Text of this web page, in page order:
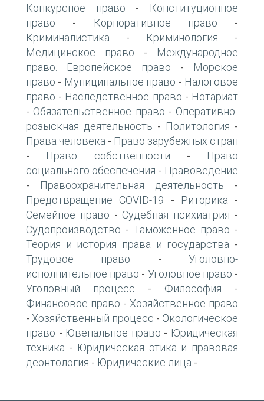
Конкурсное право -
Конституционное
право - Корпоративное право -
Криминалистика - Криминология -
Медицинское право -
Международное
право. Европейское право -
Морское
право - Муниципальное право - Налоговое
право - Наследственное право - Нотариат
- Обязательственное право - Оперативно-
розыскная деятельность - Политология -
Права человека - Право зарубежных стран
- Право собственности -
Право
социального обеспечения - Правоведение
- Правоохранительная деятельность -
Предотвращение COVID-19 - Риторика -
Семейное право - Судебная психиатрия -
Судопроизводство - Таможенное право -
Теория и история права и государства -
Трудовое право -Уголовно-
исполнительное право - Уголовное право -
Уголовный процесс - Философия -
Финансовое право - Хозяйственное право
- Хозяйственный процесс - Экологическое
право - Ювенальное право - Юридическая
техника - Юридическая этика и правовая
деонтология - Юридические лица -